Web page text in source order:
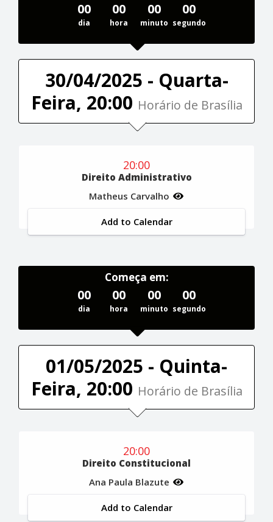
00
dia
00
hora
00
minuto
00
segundo
30/04/2025 - Quarta-
Feira, 20:00 Horário de Brasília
20:00
Direito Administrativo
Matheus Carvalho
Add to Calendar
Começa em:
00
dia
00
hora
00
minuto
00
segundo
01/05/2025 - Quinta-
Feira, 20:00 Horário de Brasília
20:00
Direito Constitucional
Ana Paula Blazute
Add to Calendar